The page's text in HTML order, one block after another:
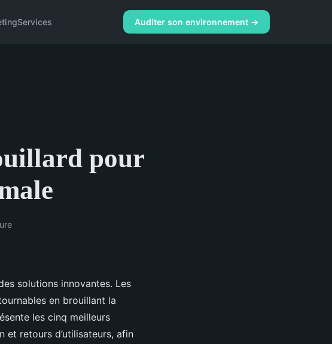
Services Auditer son environnement →
pour
solutions innovantes. Les
en brouillant la
les cinq meilleurs
et retours d’utilisateurs, afin